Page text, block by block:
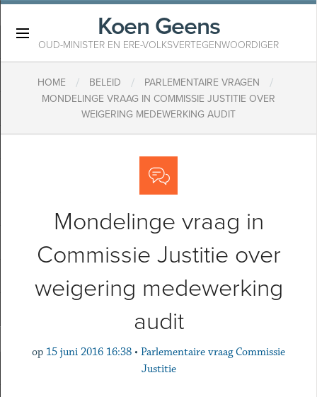
Koen Geens
OUD-MINISTER EN ERE-VOLKSVERTEGENWOORDIGER
HOME / BELEID / PARLEMENTAIRE VRAGEN /
MONDELINGE VRAAG IN COMMISSIE JUSTITIE OVER
WEIGERING MEDEWERKING AUDIT
Mondelinge vraag in
Commissie Justitie over
weigering medewerking
audit
op 15 juni 2016 16:38 • Parlementaire vraag Commissie
Justitie